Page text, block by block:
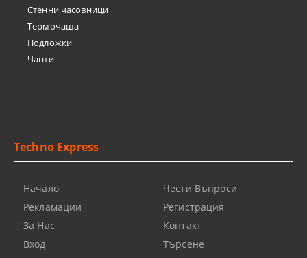
Стенни часовници
Термочашa
Подложки
Чанти
Techno Express
Начало
Рекламации
За Нас
Вход
Чести Въпроси
Регистрация
Контакт
Търсене